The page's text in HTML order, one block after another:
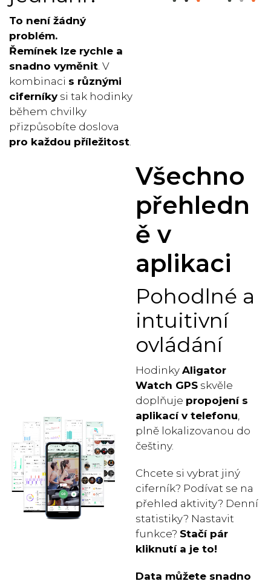
To není žádný
problém.
Řemínek lze rychle a
snadno vyměnit. V
kombinaci s různými
ciferníkysi tak hodinky
během chvilky
přizpůsobíte doslova
pro každou příležitost.
Všechno
přehledn
ě v
aplikaci
Pohodlné a
intuitivní
ovládání
Hodinky Aligator
Watch GPS skvěle
doplňuje propojení s
aplikací v telefonu,
plně lokalizovanou do
češtiny.
Chcete si vybrat jiný
ciferník? Podívat se na
přehled aktivity? Denní
statistiky? Nastavit
funkce? Stačí pár
kliknutí a je to!
Data můžete snadno